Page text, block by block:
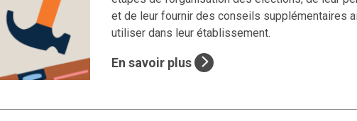
et de leur fournir des conseils supplémentaires
utiliser dans leur établissement.
En savoir plus